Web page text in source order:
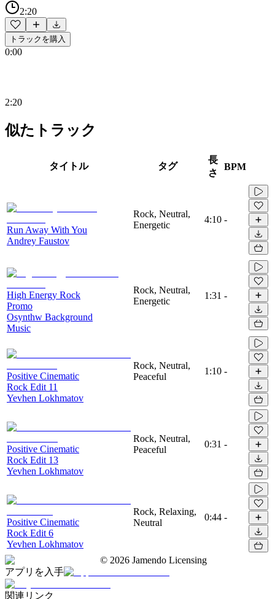
2:20
トラックを購入
0:00
2:20
似たトラック
タイトル タグ
長
さ
BPM
Run Away With You
Andrey Faustov
Rock, Neutral,
Energetic
4:10 -
High Energy Rock
Promo
Osynthw Background
Music
Rock, Neutral,
Energetic
1:31 -
Positive Cinematic
Rock Edit 11
Yevhen Lokhmatov
Rock, Neutral,
Peaceful
1:10 -
Positive Cinematic
Rock Edit 13
Yevhen Lokhmatov
Rock, Neutral,
Peaceful
0:31 -
Positive Cinematic
Rock Edit 6
Yevhen Lokhmatov
Rock, Relaxing,
Neutral
0:44 -
© 2026 Jamendo Licensing
アプリを入手
関連リンク